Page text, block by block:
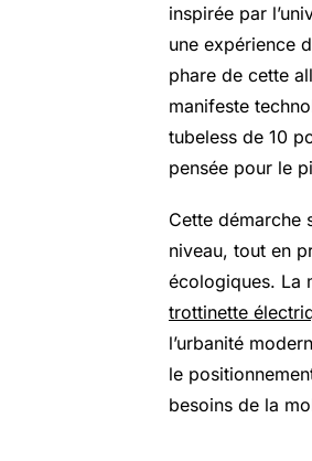
inspirée par
une expérience
phare de cette
manifeste
tubeless de 10
pensée pour le
Cette démarche
niveau, tout en
écologiques. La
trottinette
l’urbanité
le
besoins de la